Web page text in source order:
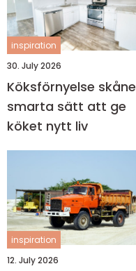
inspiration
30. July 2026
Köksförnyelse skåne
smarta sätt att ge
köket nytt liv
inspiration
12. July 2026